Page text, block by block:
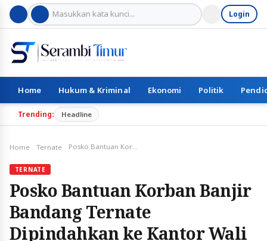
Login
Home Hukum & Kriminal Ekonomi Politik
Trending: Headline
Home Ternate Posko Bantuan Korban Banjir Bandang Ternate Dipindahkan ke Kantor Wali Kota
TERNATE
Posko Bantuan Korban Banjir
Bandang Ternate
Dipindahkan ke Kantor Wali